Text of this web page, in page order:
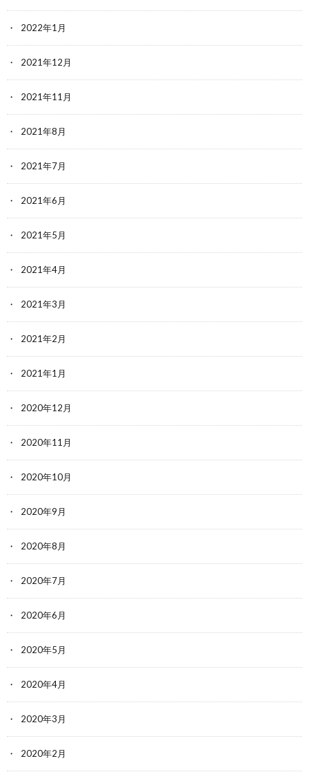
2022年1月
2021年12月
2021年11月
2021年8月
2021年7月
2021年6月
2021年5月
2021年4月
2021年3月
2021年2月
2021年1月
2020年12月
2020年11月
2020年10月
2020年9月
2020年8月
2020年7月
2020年6月
2020年5月
2020年4月
2020年3月
2020年2月